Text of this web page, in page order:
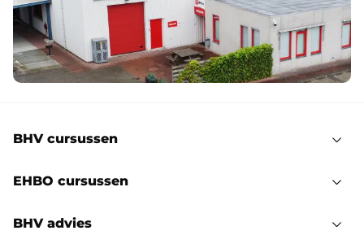
BHV cursussen
EHBO cursussen
BHV advies